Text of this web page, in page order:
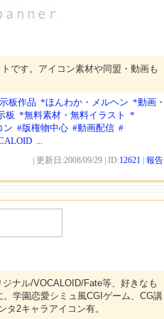
です。アイコン素材や同盟・動画も
板作品 *ほんわか・メルヘン *動画・
板 *無料素材・無料イラスト *
ン #版権物中心 #動画配信 #
...
| 更新日:2008/09/29 | ID:12621 報告
ナル/VOCALOID/Fate等、好きなも
学園恋愛シミュ風CGIゲーム、CG講
タ2キャラアイコン有。